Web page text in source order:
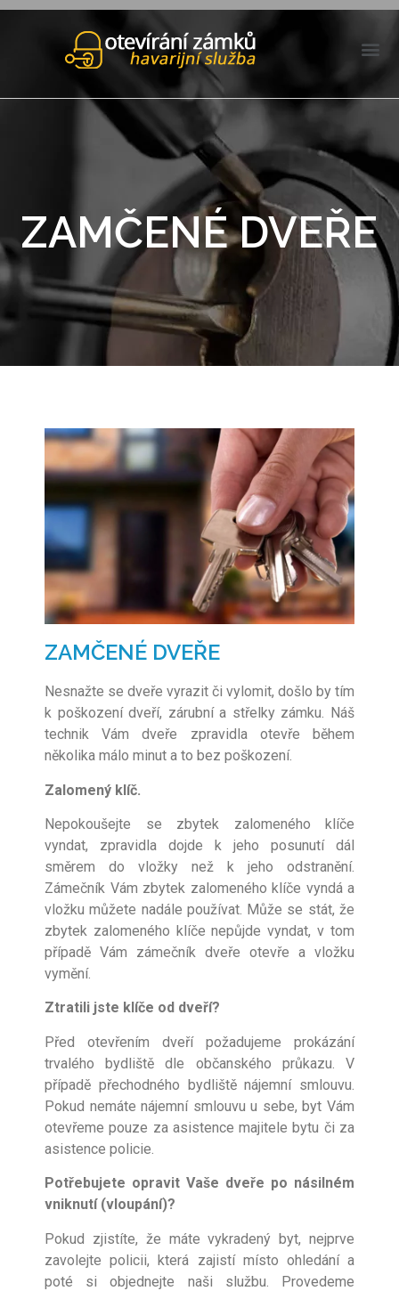
ZAMČENÉ DVEŘE
ZAMČENÉ DVEŘE
Nesnažte se dveře vyrazit či vylomit, došlo by tím
k poškození dveří, zárubní a střelky zámku. Náš
technik Vám dveře zpravidla otevře během
několika málo minut a to bez poškození.
Zalomený klíč.
Nepokoušejte se zbytek zalomeného klíče
vyndat, zpravidla dojde k jeho posunutí dál
směrem do vložky než k jeho odstranění.
Zámečník Vám zbytek zalomeného klíče vyndá a
vložku můžete nadále používat. Může se stát, že
zbytek zalomeného klíče nepůjde vyndat, v tom
případě Vám zámečník dveře otevře a vložku
vymění.
Ztratili jste klíče od dveří?
Před otevřením dveří požadujeme prokázání
trvalého bydliště dle občanského průkazu. V
případě přechodného bydliště nájemní smlouvu.
Pokud nemáte nájemní smlouvu u sebe, byt Vám
otevřeme pouze za asistence majitele bytu či za
asistence policie.
Potřebujete opravit Vaše dveře po násilném
vniknutí (vloupání)?
Pokud zjistíte, že máte vykradený byt, nejprve
zavolejte policii, která zajistí místo ohledání a
poté si objednejte naši službu. Provedeme